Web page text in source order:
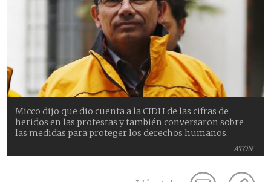
ATON
Micco dijo que dio cuenta a la CIDH de las cifras de
heridos en las protestas y también conversaron sobre
las medidas para proteger los derechos humanos.